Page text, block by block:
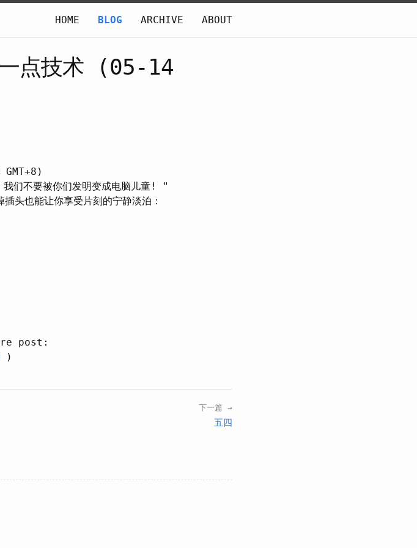
HOME BLOG ARCHIVE ABOUT
点技术 (05-14
们不要被你们发明变成电脑儿童! "
头也能让你享受片刻的宁静淡泊：
post:
)
下一篇 →
五四